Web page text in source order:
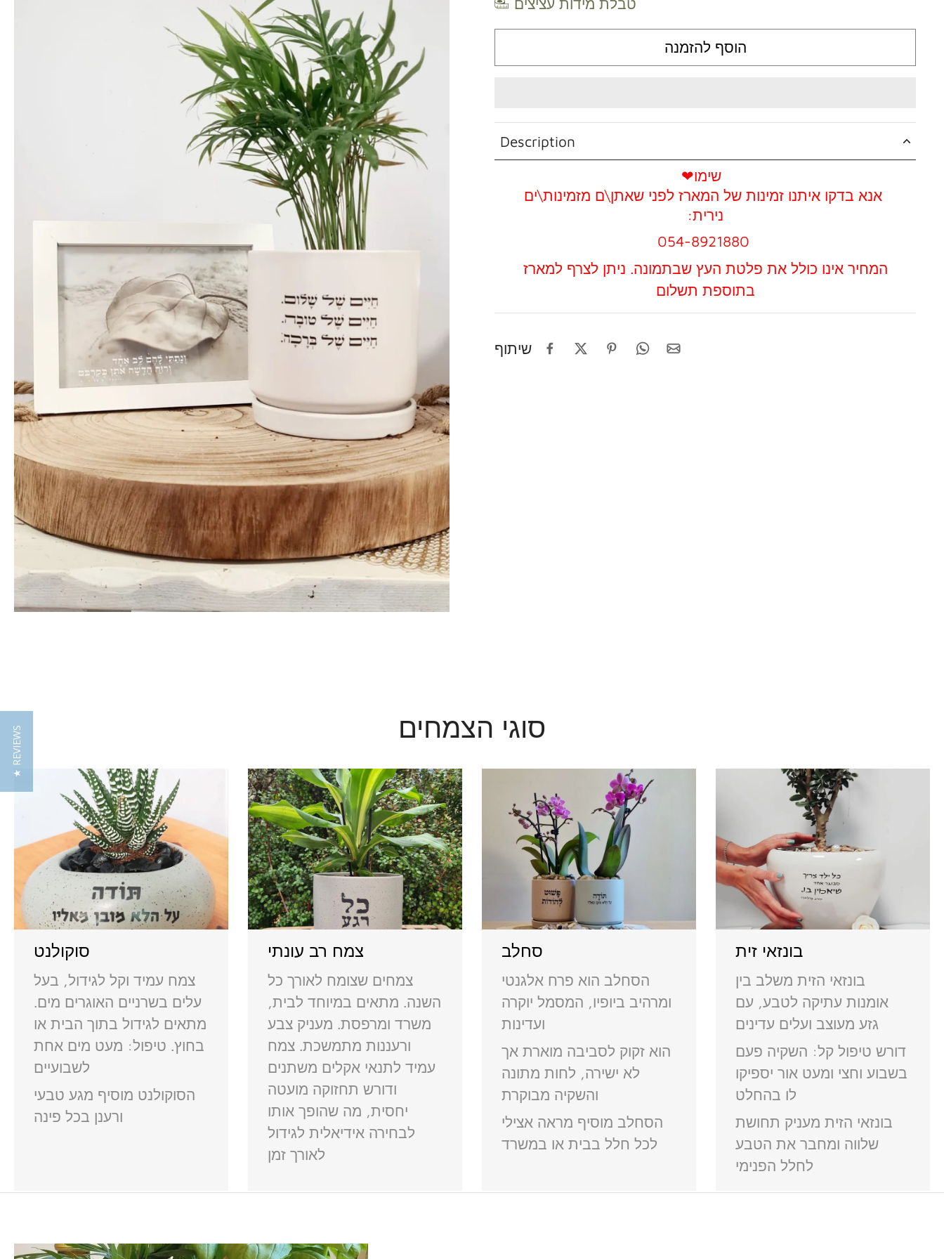
טבלת מידות עציצים
הוסף להזמנה
Description
❤שימו
:נירית
054-8921880
המחיר אינו כולל את פלטת העץ שבתמונה. ניתן לצרף למארז
בתוספת תשלום
שיתוף
סוגי הצמחים
סוקולנט
צמח עמיד וקל לגידול, בעל
עלים בשרניים האוגרים מים.
מתאים לגידול בתוך הבית או
בחוץ. טיפול: מעט מים אחת
לשבועיים
הסוקולנט מוסיף מגע טבעי
ורענן בכל פינה
צמח רב עונתי
צמחים שצומח לאורך כל
השנה. מתאים במיוחד לבית,
משרד ומרפסת. מעניק צבע
ורעננות מתמשכת. צמח
עמיד לתנאי אקלים משתנים
ודורש תחזוקה מועטה
יחסית, מה שהופך אותו
לבחירה אידיאלית לגידול
לאורך זמן
סחלב
הסחלב הוא פרח אלגנטי
ומרהיב ביופיו, המסמל יוקרה
ועדינות
הוא זקוק לסביבה מוארת אך
לא ישירה, לחות מתונה
והשקיה מבוקרת
הסחלב מוסיף מראה אצילי
לכל חלל בבית או במשרד
בונזאי זית
בונזאי הזית משלב בין
אומנות עתיקה לטבע, עם
גזע מעוצב ועלים עדינים
דורש טיפול קל: השקיה פעם
בשבוע וחצי ומעט אור יספיקו
לו בהחלט
בונזאי הזית מעניק תחושת
שלווה ומחבר את הטבע
לחלל הפנימי
★ REVIEWS